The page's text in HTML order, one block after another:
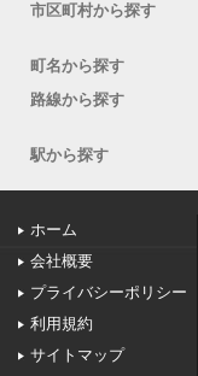
市区町村から探す
町名から探す
路線から探す
駅から探す
ホーム
会社概要
プライバシーポリシー
利用規約
サイトマップ